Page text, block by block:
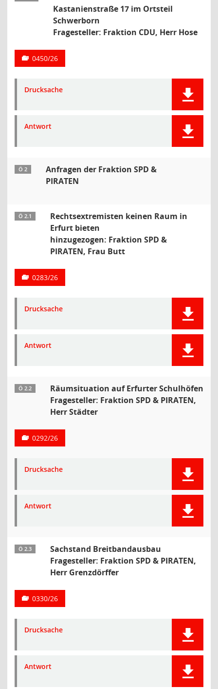
Kastanienstraße 17 im Ortsteil
Schwerborn
Fragesteller: Fraktion CDU, Herr Hose
0450/26
Drucksache
Antwort
Ö 2
Anfragen der Fraktion SPD &
PIRATEN
Ö 2.1
Rechtsextremisten keinen Raum in
Erfurt bieten
hinzugezogen: Fraktion SPD &
PIRATEN, Frau Butt
0283/26
Drucksache
Antwort
Ö 2.2
Räumsituation auf Erfurter Schulhöfen
Fragesteller: Fraktion SPD & PIRATEN,
Herr Städter
0292/26
Drucksache
Antwort
Ö 2.3
Sachstand Breitbandausbau
Fragesteller: Fraktion SPD & PIRATEN,
Herr Grenzdörffer
0330/26
Drucksache
Antwort